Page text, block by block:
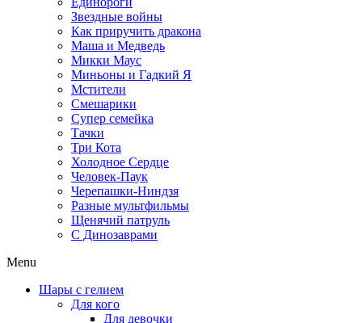
Звездные войны
Как приручить дракона
Маша и Медведь
Микки Маус
Миньоны и Гадкий Я
Мстители
Смешарики
Супер семейка
Тачки
Три Кота
Холодное Сердце
Человек-Паук
Черепашки-Ниндзя
Разные мультфильмы
Щенячий патруль
C Динозаврами
Menu
Шары с гелием
Для кого
Для девочки